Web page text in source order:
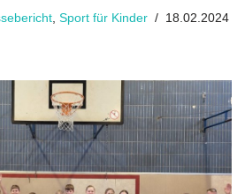
, Sport für Kinder 18.02.2024